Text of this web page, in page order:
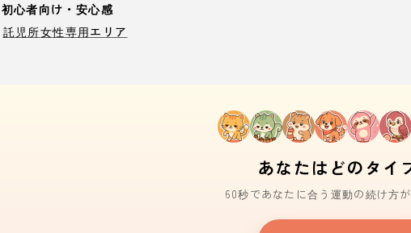
初心者向け・安心感
託児所女性専用エリア
あなたはどのタイ
60秒であなたに合う運動の続け方